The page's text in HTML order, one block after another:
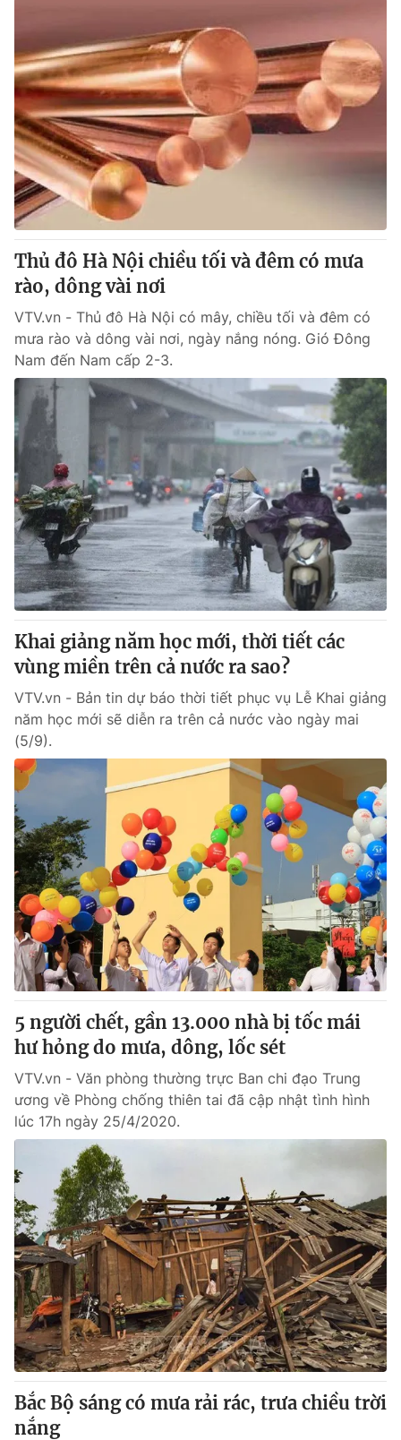
Giải sao mai
Làm đẹp
Chất lượng cuộc sống
Giáo dục
Tuyển sinh
Học trực tuyến
Công nghệ
Hitech Công nghệ tương lai
Sản phẩm
Thị trường
Tư vấn
Giao lưu trực tuyến
Lịch phát sóng
Chuyên mục khác
Emagazine
Photo Infographic
Video Shorts video
VTV Money VTV Thể thao
VTV Sức khoẻ Bất động sản
Thị trường 24h Tấm lòng Việt
VTV4 Vươn mình bằng AI
VTV9 VTV8
Liên hệ tòa soạn English
THỜI BÁO VTV
Theo dõi báo trên
Cơ quan chủ quản:Đài Truyền hình Việt Nam
Cơ quan báo chí:Thời báo VTV
Giấy phép hoạt động báo in và báo điện tử số 483/GP-BTTTT
cấp ngày 29/12/2023
Tổng Biên tập:Vũ Thanh Thủy
Phó Tổng Biên tập: Nguyễn Thị Mỹ Hạnh, Phạm Quốc Thắng,
Nguyễn Trọng Ninh
Tổng đài VTV:024.38 355 931 - 024.38 355 932
Ðiện thoại Thời báo VTV:024.66 897 897
toasoan@vtv.vn
Liên hệ quảng cáo:
® Cấm sao chép dưới mọi hình thức nếu không có sự chấp
Thủ đô Hà Nội chiều tối và đêm có mưa
rào, dông vài nơi
VTV.vn - Thủ đô Hà Nội có mây, chiều tối và đêm có
mưa rào và dông vài nơi, ngày nắng nóng. Gió Đông
Nam đến Nam cấp 2-3.
Khai giảng năm học mới, thời tiết các
vùng miền trên cả nước ra sao?
VTV.vn - Bản tin dự báo thời tiết phục vụ Lễ Khai giảng
năm học mới sẽ diễn ra trên cả nước vào ngày mai
(5/9).
5 người chết, gần 13.000 nhà bị tốc mái
hư hỏng do mưa, dông, lốc sét
VTV.vn - Văn phòng thường trực Ban chi đạo Trung
ương về Phòng chống thiên tai đã cập nhật tình hình
lúc 17h ngày 25/4/2020.
Bắc Bộ sáng có mưa rải rác, trưa chiều trời
nắng